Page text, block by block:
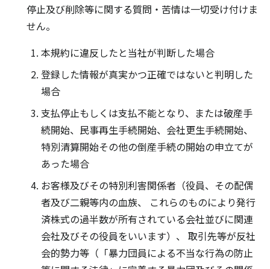
停止及び削除等に関する質問・苦情は一切受け付けま
せん。
本規約に違反したと当社が判断した場合
登録した情報が真実かつ正確ではないと判明した
場合
支払停止もしくは支払不能となり、または破産手
続開始、民事再生手続開始、会社更生手続開始、
特別清算開始その他の倒産手続の開始の申立てが
あった場合
お客様及びその特別利害関係者（役員、その配偶
者及び二親等内の血族、 これらのものにより発行
済株式の過半数が所有されている会社並びに関連
会社及びその役員をいいます）、 取引先等が反社
会的勢力等（「暴力団員による不当な行為の防止